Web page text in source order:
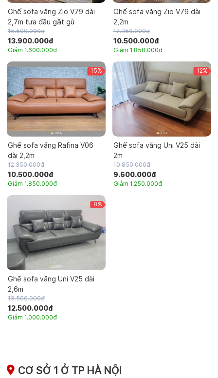
Ghế sofa văng Zio V79 dài
2,7m tựa đầu gật gù
15.500.000đ
13.900.000đ
Giảm 1.600.000đ
Ghế sofa văng Zio V79 dài
2,2m
12.350.000đ
10.500.000đ
Giảm 1.850.000đ
15%
Ghế sofa văng Rafina V06
dài 2,2m
12.350.000đ
10.500.000đ
Giảm 1.850.000đ
12%
Ghế sofa văng Uni V25 dài
2m
10.850.000đ
9.600.000đ
Giảm 1.250.000đ
8%
Ghế sofa văng Uni V25 dài
2,6m
13.500.000đ
12.500.000đ
Giảm 1.000.000đ
CƠ SỞ 1 Ở TP HÀ NỘI